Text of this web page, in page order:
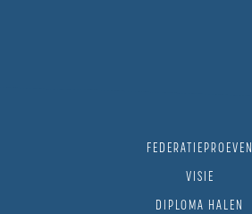
FEDERATIEPROEVEN
VISIE
DIPLOMA HALEN